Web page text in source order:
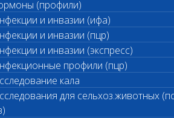
(профили)
и инвазии (ифа)
и инвазии (пцр)
и инвазии (экспресс)
профили (пцр)
кала
для сельхоз.животных
выполнение биохимических